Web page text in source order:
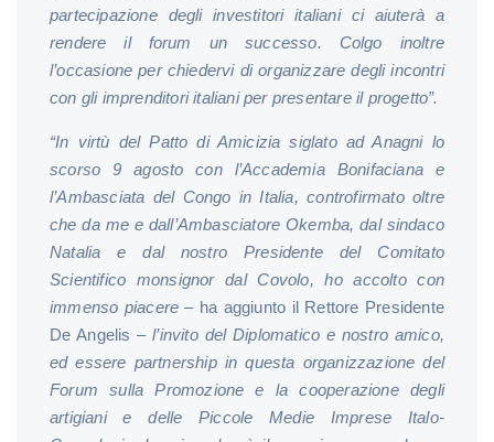
partecipazione degli investitori italiani ci aiuterà a
rendere il forum un successo. Colgo inoltre
l’occasione per chiedervi di organizzare degli incontri
con gli imprenditori italiani per presentare il progetto”.
“In virtù del Patto di Amicizia siglato ad Anagni lo
scorso 9 agosto con l’Accademia Bonifaciana e
l’Ambasciata del Congo in Italia, controfirmato oltre
che da me e dall’Ambasciatore Okemba, dal sindaco
Natalia e dal nostro Presidente del Comitato
Scientifico monsignor dal Covolo, ho accolto con
immenso piacere– ha aggiunto il Rettore Presidente
De Angelis –l’invito del Diplomatico e nostro amico,
ed essere partnership in questa organizzazione del
Forum sulla Promozione e la cooperazione degli
artigiani e delle Piccole Medie Imprese Italo-